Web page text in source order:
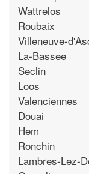
Wattrelos
Roubaix
Villeneuve-
La-Bassee
Seclin
Loos
Valenciennes
Douai
Hem
Ronchin
Lambres-Lez-